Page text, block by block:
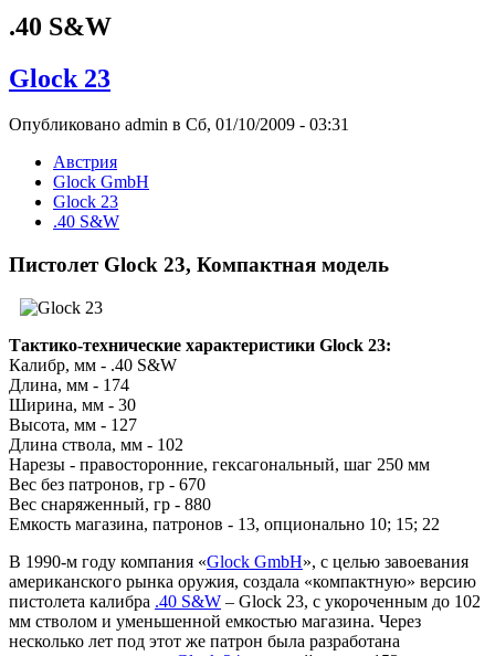
.40 S&W
Glock 23
Опубликовано admin в Сб, 01/10/2009 - 03:31
Австрия
Glock GmbH
Glock 23
.40 S&W
Пистолет Glock 23, Компактная модель
Тактико-технические характеристики Glock 23:
Калибр, мм - .40 S&W
Длина, мм - 174
Ширина, мм - 30
Высота, мм - 127
Длина ствола, мм - 102
Нарезы - правосторонние, гексагональный, шаг 250 мм
Вес без патронов, гр - 670
Вес снаряженный, гр - 880
Емкость магазина, патронов - 13, опционально 10; 15; 22
В 1990-м году компания «Glock GmbH», с целью завоевания
американского рынка оружия, создала «компактную» версию
пистолета калибра .40 S&W – Glock 23, с укороченным до 102
мм стволом и уменьшенной емкостью магазина. Через
несколько лет под этот же патрон была разработана